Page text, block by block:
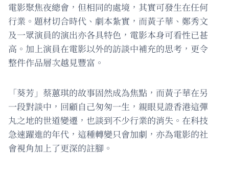
電影聚焦夜總會，但相同的處境，其實可發生在任何
行業。題材切合時代、劇本紮實，而黃子華、鄭秀文
及一眾演員的演出亦各具特色，電影本身可看性已甚
高。加上演員在電影以外的訪談中補充的思考，更令
整件作品層次越見豐富。
「葵芳」蔡蕙琪的故事固然成為焦點，而黃子華在另
一段對談中，回顧自己匆匆一生，親眼見證香港這彈
丸之地的世道變遷，也談到不少行業的消失。在科技
急速躍進的年代，這種轉變只會加劇，亦為電影的社
會視角加上了更深的註腳。